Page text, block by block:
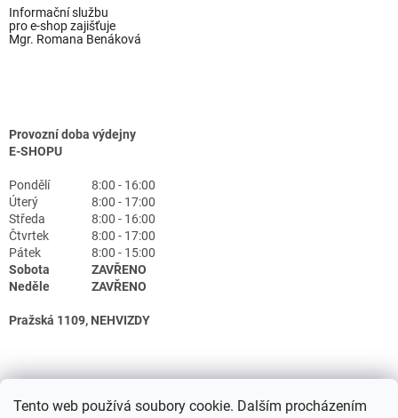
Tento web používá soubory cookie. Dalším procházením
Informační službu
pro e-shop zajišťuje
Mgr. Romana Benáková
Provozní doba výdejny
E-SHOPU
Pondělí
8:00 - 16:00
Úterý
8:00 - 17:00
Středa
8:00 - 16:00
Čtvrtek
8:00 - 17:00
Pátek
8:00 - 15:00
Sobota
ZAVŘENO
Neděle
ZAVŘENO
Pražská 1109, NEHVIZDY